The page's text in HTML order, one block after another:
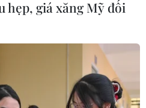
hẹp, giá xăng Mỹ đối